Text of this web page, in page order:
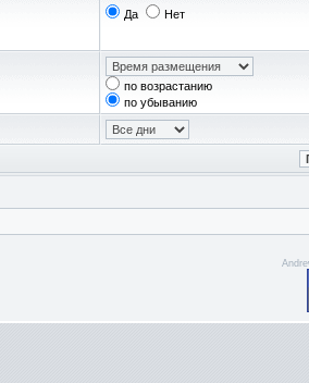
Да Нет
по возрастанию
по убыванию